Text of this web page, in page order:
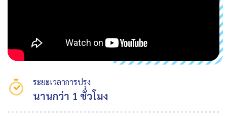
ระยะเวลาการปรุง
นานกว่า 1 ชั่วโมง